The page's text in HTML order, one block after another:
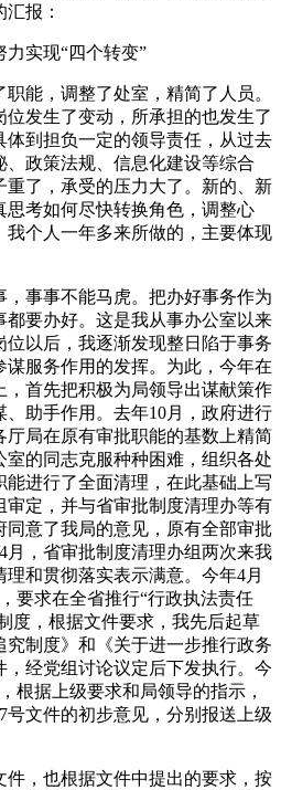
报：
实现“四个转变”
能，调整了处室，精简了人员。
发生了变动，所承担的也发生了
到担负一定的领导责任，从过去
政策法规、信息化建设等综合
了，承受的压力大了。新的、新
思考如何尽快转换角色，调整心
我个人一年多来所做的，主要体现
事事不能马虎。把办好事务作为
要办好。这是我从事办公室以来
以后，我逐渐发现整日陷于事务
服务作用的发挥。为此，今年在
首先把积极为局领导出谋献策作
助手作用。去年10月，政府进行
局在原有审批职能的基数上精简
室的同志克服种种困难，组织各处
进行了全面清理，在此基础上写
审定，并与省审批制度清理办等有
同意了我局的意见，原有全部审批
月，省审批制度清理办组两次来我
和贯彻落实表示满意。今年4月
要求在全省推行“行政执法责任
度，根据文件要求，我先后起草
制度》和《关于进一步推行政务
经党组讨论议定后下发执行。今
根据上级要求和局领导的指示，
号文件的初步意见，分别报送上级
件，也根据文件中提出的要求，按